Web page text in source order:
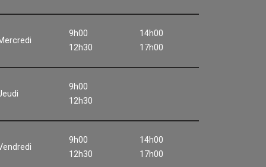
9h00
12h30
14h00
17h00
9h00
12h30
9h00
12h30
14h00
17h00